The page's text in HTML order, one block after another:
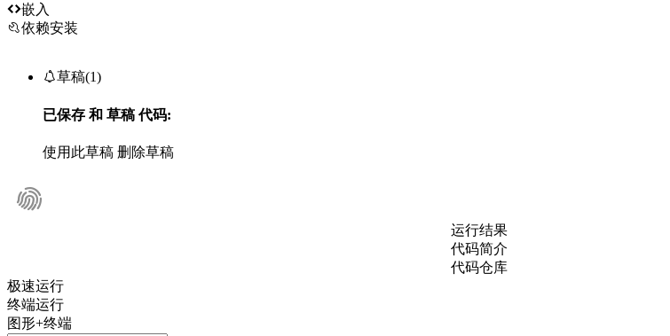
嵌入
依赖安装
草稿(1)
已保存 和 草稿代码:
使用此草稿 删除草稿
运行结果
代码简介
代码仓库
极速运行
终端运行
图形+终端